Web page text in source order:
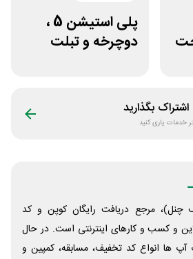
پلی استیشن 5 ،
دوچرخه و تبلت
بگذارید
خدمات یاری کنید
چنل)، مرجع دریافت رایگان کوپن و کد
و کسب و‌ کارهای اینترنتی است. در حال
آپ ها انواع کد تخفیف، مسابقه، کمپین و